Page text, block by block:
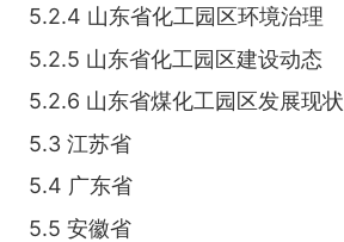
5.2.4 山东省化工园区环境治理
5.2.5 山东省化工园区建设动态
5.2.6 山东省煤化工园区发展现状
5.3 江苏省
5.4 广东省
5.5 安徽省